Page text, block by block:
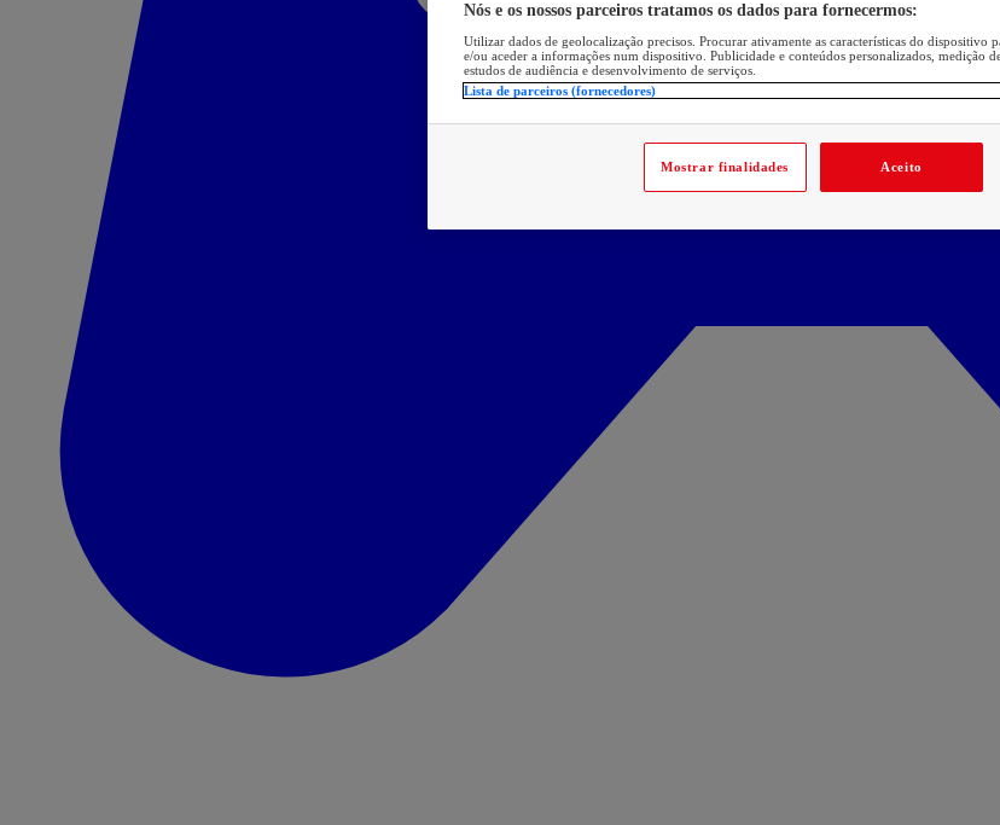
Nós e os nossos parceiros tratamos os dados para fornecermos:
Utilizar dados de geolocalização precisos. Procurar ativamente as características do dispositivo
e/ou aceder a informações num dispositivo. Publicidade e conteúdos personalizados, medição
estudos de audiência e desenvolvimento de serviços.
Lista de parceiros (fornecedores)
Mostrar finalidades Aceito